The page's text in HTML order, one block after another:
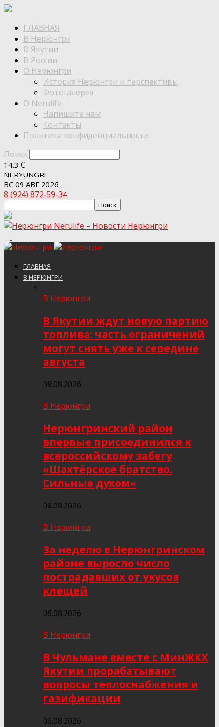
ГЛАВНАЯ
В Нерюнгри
В Якутии
В России
О Нерюнгри
История Нерюнгри и перспективы
Фотогалерея
О Nerulife
Напишите нам
Контакты
Политика конфиденциальности
Поиск
14.3 C
NERYUNGRI
ВС 09 АВГ 2026
8 (924) 872-59-34
Nerulife – Новости Нерюнгри
ГЛАВНАЯ
В НЕРЮНГРИ
В Нерюнгри
В Якутии ждут новую партию
топлива: часть ограничений
могут снять уже к середине
августа
08.08.2026
В Нерюнгри
Нерюнгринский район
впервые присоединился к
всероссийскому забегу
«Шахтёрское братство.
Сильные духом»
08.08.2026
В Нерюнгри
За неделю в Нерюнгринском
районе выросло число
пострадавших от укусов
клещей
06.08.2026
В Нерюнгри
В Чульмане вместе с МинЖКХ
Якутии прорабатывают
вопросы теплоснабжения и
газификации
06.08.2026